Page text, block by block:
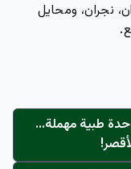
نجران، ومحايل
طبية مهملة...